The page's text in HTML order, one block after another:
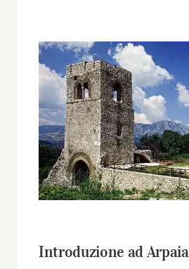
Introduzione ad Arpaia